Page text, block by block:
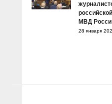
МВД
28 января